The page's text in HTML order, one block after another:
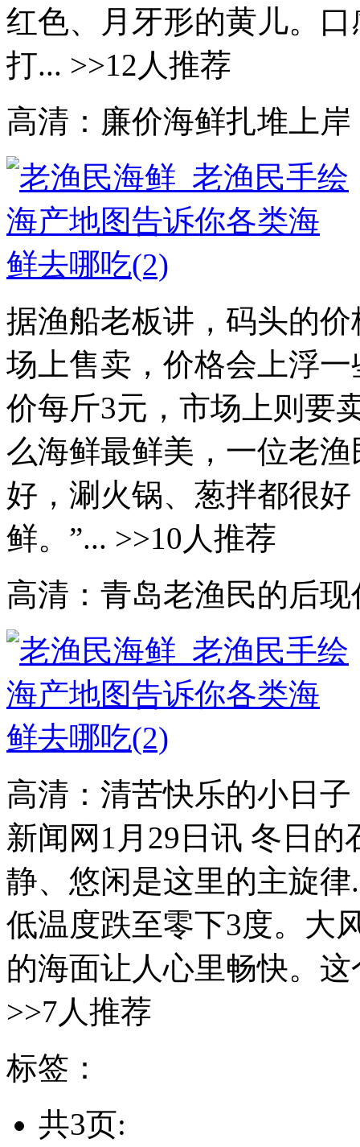
红色、月牙形的黄儿。
打... >>12人推荐
高清：廉价海鲜扎堆上
据渔船老板讲，码头的
场上售卖，价格会上浮
价每斤3元，市场上则要
么海鲜最鲜美，一位老
好，涮火锅、葱拌都很
鲜。”... >>10人推荐
高清：青岛老渔民的后
高清：清苦快乐的小日
新闻网1月29日讯 冬日
静、悠闲是这里的主旋
低温度跌至零下3度。大
的海面让人心里畅快。
>>7人推荐
标签：
共3页: